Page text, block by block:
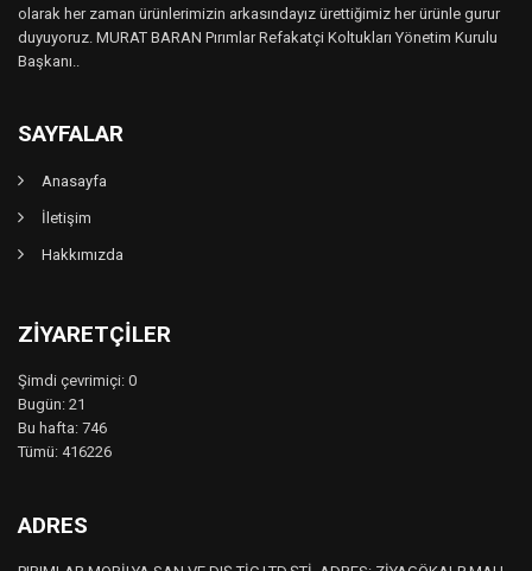
olarak her zaman ürünlerimizin arkasındayız ürettiğimiz her ürünle gurur
duyuyoruz. MURAT BARAN Pırımlar Refakatçi Koltukları Yönetim Kurulu
Başkanı..
SAYFALAR
Anasayfa
İletişim
Hakkımızda
ZIYARETÇILER
Şimdi çevrimiçi: 0
Bugün: 21
Bu hafta: 746
Tümü: 416226
ADRES